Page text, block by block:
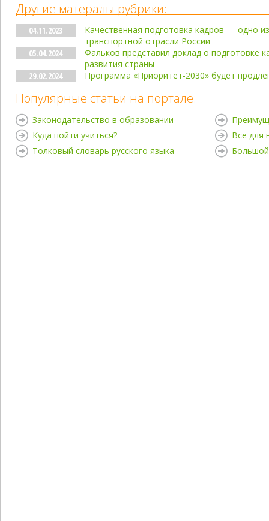
Другие матералы рубрики:
04.11.2023
Качественная подготовка кадров — одно
транспортной отрасли России
05.04.2024
Фальков представил доклад о подготовке
развития страны
29.02.2024
Программа «Приоритет-2030» будет
Популярные статьи на портале:
Законодательство в образовании
Куда пойти учиться?
Толковый словарь русского языка
Все для
Большой